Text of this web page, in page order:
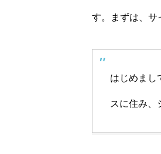
す。まずは、サ
はじめまし
スに住み、